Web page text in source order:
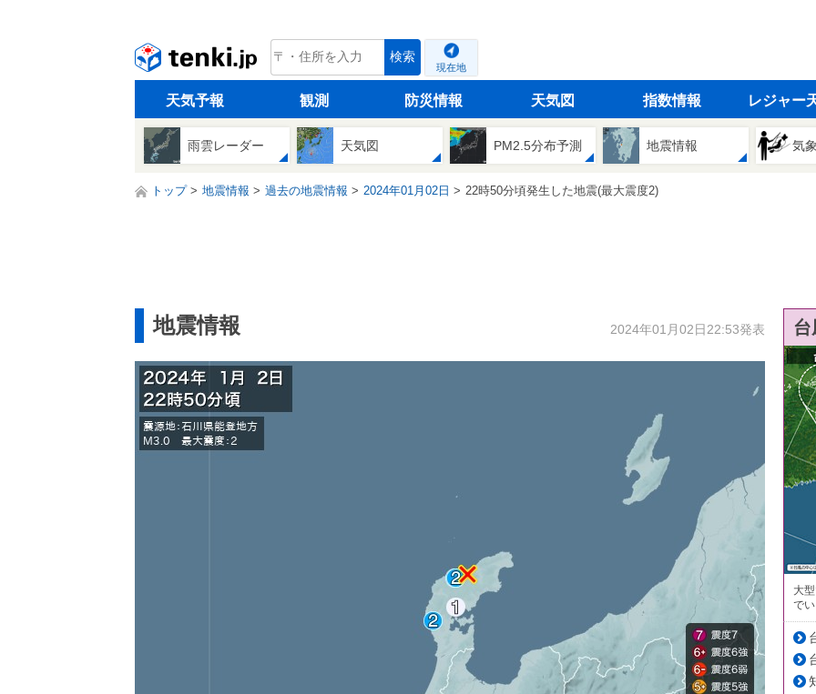
tenki.jp 検索
現在地
天気予報 観測 防災情報 天気図 指数情報 レジャー
雨雲レーダー 天気図 PM2.5分布予測 地震情報 気
トップ 地震情報 過去の地震情報 2024年01月02日 22時50分頃発生した地震(最大震度2)
地震情報 2024年01月02日22:53発表
大
で